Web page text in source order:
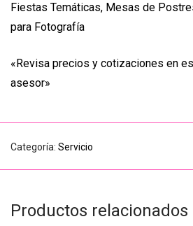
Fiestas Temáticas, Mesas de
para Fotografía
«Revisa precios y cotizaciones en
asesor»
Categoría: Servicio
Productos relacionados